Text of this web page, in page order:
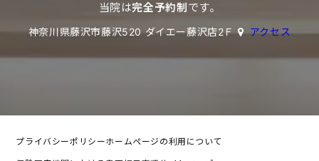
当院は完全予約制 です。
神奈川県藤沢市藤沢520 ダイエー藤沢店2Ｆ アクセス
プライバシーポリシーホームページの利用について